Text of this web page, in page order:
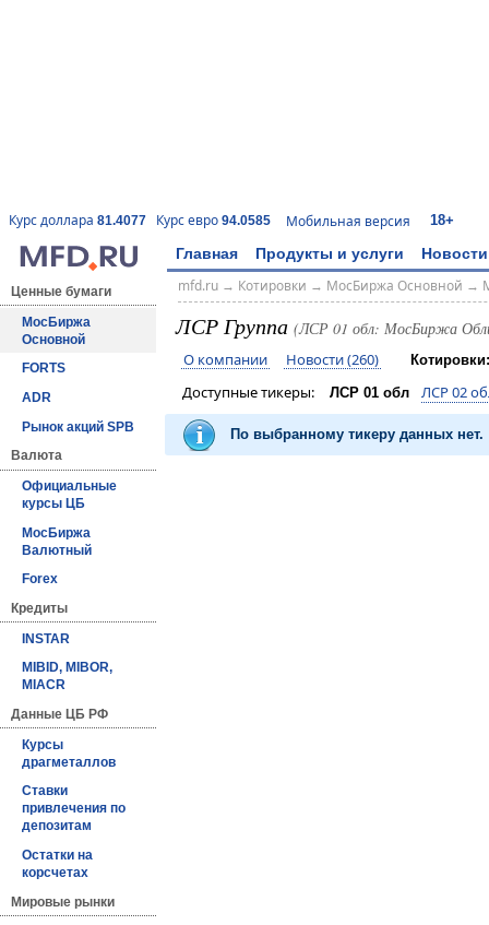
Курс доллара 81.4077 Курс евро 94.0585 Мобильная версия 18+
Главная Продукты и услуги Новости
Ценные бумаги
МосБиржа
Основной
FORTS
ADR
Рынок акций SPB
Валюта
Официальные
курсы ЦБ
МосБиржа
Валютный
Forex
Кредиты
INSTAR
MIBID, MIBOR,
MIACR
Данные ЦБ РФ
Курсы
драгметаллов
Ставки
привлечения по
депозитам
Остатки на
корсчетах
Мировые рынки
mfd.ru→ Котировки → МосБиржа Основной →
ЛСР Группа (ЛСР 01 обл: МосБиржа
О компании Новости (260)
Доступные тикеры: ЛСР 01 обл ЛСР 02
По выбранному тикеру данных нет.